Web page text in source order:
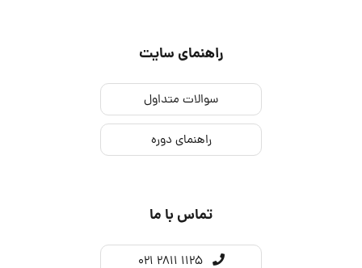
راهنمای سایت
سوالات متداول
راهنمای دوره
تماس با ما
021 2811 1125